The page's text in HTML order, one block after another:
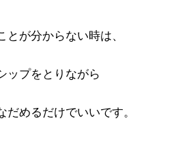
が分からない時は、
ップをとりながら
だめるだけでいいです。